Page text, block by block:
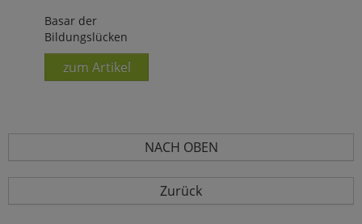
Basar der
Bildungslücken
zum Artikel
NACH OBEN
Zurück